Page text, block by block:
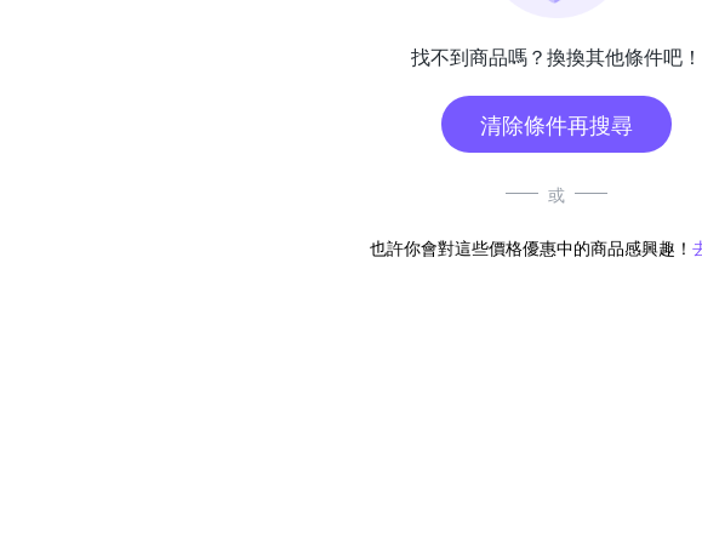
找不到商品嗎？換換其他條件吧！
清除條件再搜尋
或
也許你會對這些價格優惠中的商品感興趣！